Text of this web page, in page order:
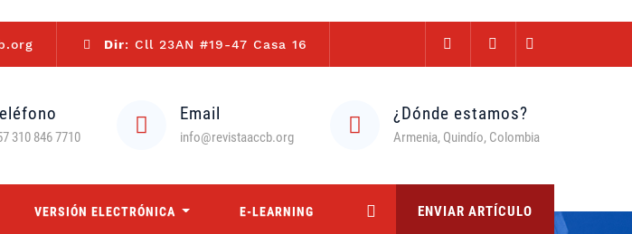
Dir: Cll 23AN #19-47 Casa 16
310 846 7710
Email
info@revistaaccb.org
¿Dónde estamos?
Armenia, Quindío, Colombia
VERSIÓN ELECTRÓNICA E-LEARNING ENVIAR ARTÍCULO